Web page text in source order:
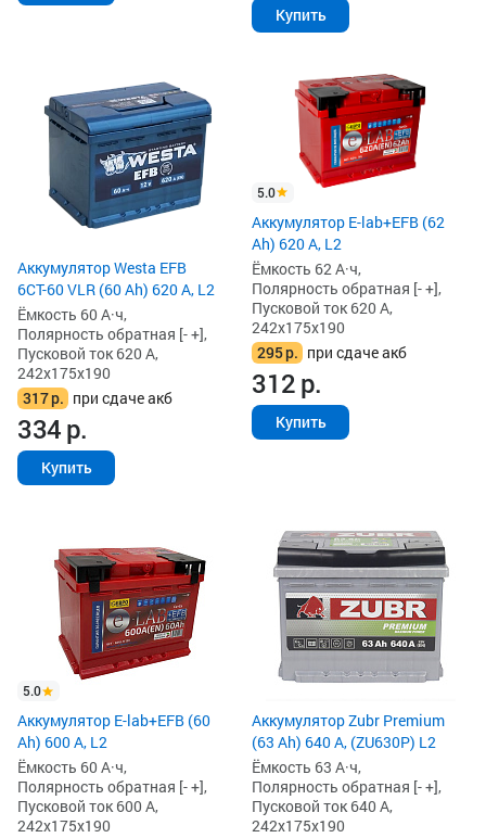
Купить
Аккумулятор Westa EFB
6СТ-60 VLR (60 Ah) 620 А, L2
Ёмкость 60 А·ч,
Полярность обратная [- +],
Пусковой ток 620 А,
242x175x190
317р. при сдаче акб
334р.
Купить
5.0
Аккумулятор E-lab+EFB (62
Ah) 620 А, L2
Ёмкость 62 А·ч,
Полярность обратная [- +],
Пусковой ток 620 А,
242x175x190
295р. при сдаче акб
312р.
Купить
5.0
Аккумулятор E-lab+EFB (60
Ah) 600 А, L2
Ёмкость 60 А·ч,
Полярность обратная [- +],
Пусковой ток 600 А,
242x175x190
Аккумулятор Zubr Premium
(63 Ah) 640 А, (ZU630P) L2
Ёмкость 63 А·ч,
Полярность обратная [- +],
Пусковой ток 640 А,
242x175x190